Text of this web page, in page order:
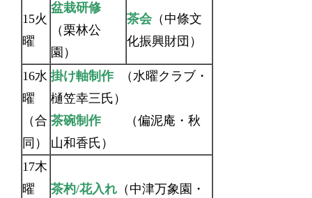
15火
曜
盆栽研修
（栗林公
園）
茶会（中條文
化振興財団）
16水
曜
（合
同）
掛け軸制作（水曜クラブ・
樋笠幸三氏）
茶碗制作（偏泥庵・秋
山和香氏）
17木
曜
茶杓/花入れ （中津万象園・